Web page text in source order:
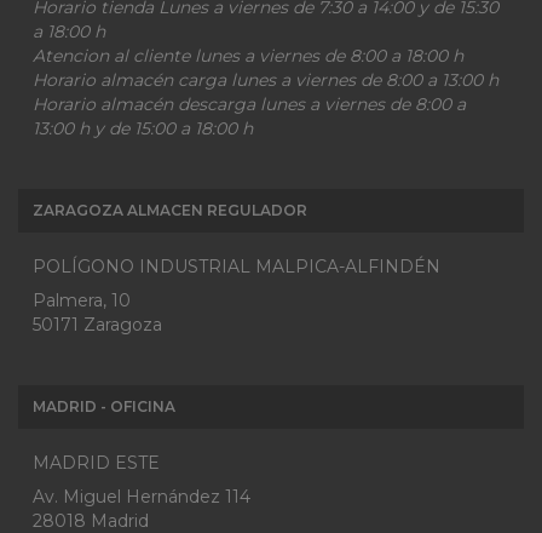
Horario tienda Lunes a viernes de 7:30 a 14:00 y de 15:30
a 18:00 h
Atencion al cliente lunes a viernes de 8:00 a 18:00 h
Horario almacén carga lunes a viernes de 8:00 a 13:00 h
Horario almacén descarga lunes a viernes de 8:00 a
13:00 h y de 15:00 a 18:00 h
ZARAGOZA ALMACEN REGULADOR
POLÍGONO INDUSTRIAL MALPICA-ALFINDÉN
Palmera, 10
50171 Zaragoza
MADRID - OFICINA
MADRID ESTE
Av. Miguel Hernández 114
28018 Madrid